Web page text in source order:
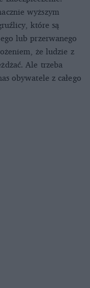
wyższym
które są
lub przerwanego
że ludzie z
Ale trzeba
obywatele z całego